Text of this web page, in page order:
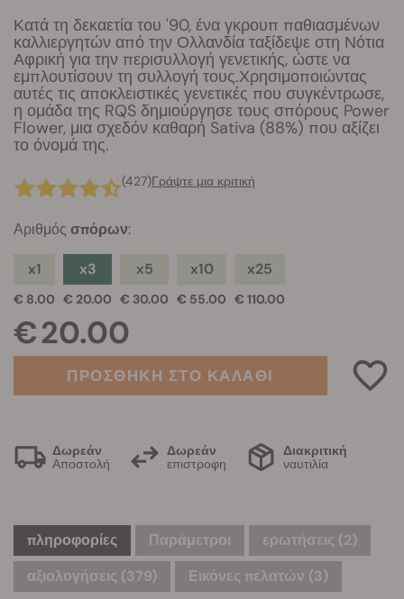
Κατά τη δεκαετία του '90, ένα γκρουπ παθιασμένων
καλλιεργητών από την Ολλανδία ταξίδεψε στη Νότια
Αφρική για την περισυλλογή γενετικής, ώστε να
εμπλουτίσουν τη συλλογή τους.Χρησιμοποιώντας
αυτές τις αποκλειστικές γενετικές που συγκέντρωσε,
η ομάδα της RQS δημιούργησε τους σπόρους Power
Flower, μια σχεδόν καθαρή Sativa (88%) που αξίζει
το όνομά της.
(427)Γράψτε μια κριτική
Αριθμός σπόρων:
x1
€ 8.00
x3
€ 20.00
x5
€ 30.00
x10
€ 55.00
x25
€ 110.00
€ 20.00
ΠΡΟΣΘΗΚΗ ΣΤΟ ΚΑΛΑΘΙ
Δωρεάν
Αποστολή
Δωρεάν
επιστροφη
Διακριτική
ναυτιλία
πληροφορίες Παράμετροι ερωτήσεις (2)
αξιολογήσεις (379)
Εικόνες πελατών (3)